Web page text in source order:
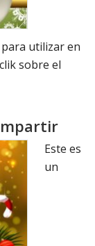
utilizar en
sobre el
Este es
un